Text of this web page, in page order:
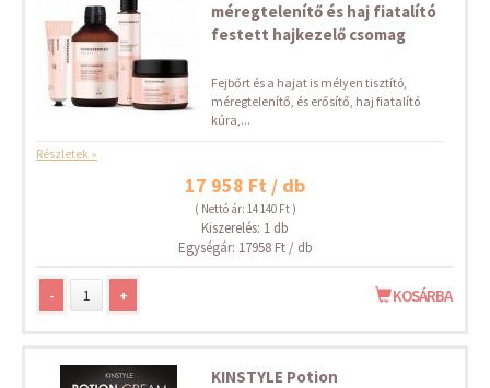
méregtelenítő és haj fiatalító
festett hajkezelő csomag
Fejbőrt és a hajat is mélyen tisztító,
méregtelenítő, és erősítő, haj fiatalító
kúra,...
Részletek »
17 958 Ft / db
( Nettó ár: 14 140 Ft )
Kiszerelés: 1 db
Egységár: 17958 Ft / db
- + KOSÁRBA
KINSTYLE Potion